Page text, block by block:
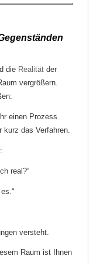
die Realität der
vergrößern.
einen Prozess
kurz das Verfahren.
real?“
versteht.
Raum ist Ihnen